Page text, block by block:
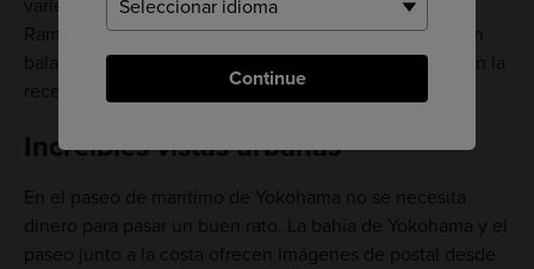
Continue
variedad instantánea, mientras que en el Museo del
Ramen de Shin-Yokohama, cerca de la estación del tren
bala, se pueden degustar varios tipos preparados según la
receta tradicional.
Increíbles vistas urbanas
En el paseo de marítimo de Yokohama no se necesita
dinero para pasar un buen rato. La bahía de Yokohama y el
paseo junto a la costa ofrecen imágenes de postal desde